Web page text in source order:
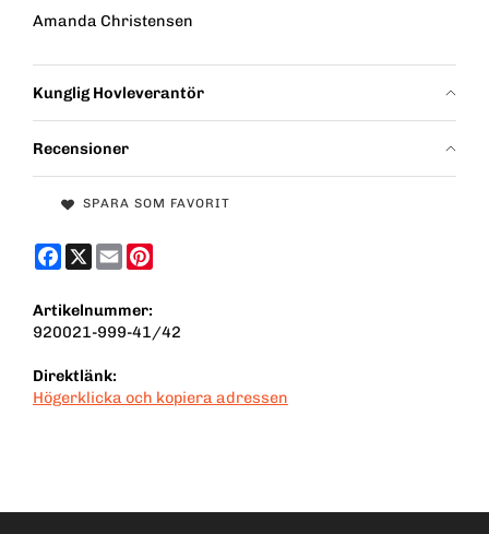
Kunglig Hovleverantör
Recensioner
Amanda Christensen
SPARA SOM FAVORIT
Facebook
X Email
Artikelnummer:
920021-999-41/42
Direktlänk:
Högerklicka och kopiera adressen